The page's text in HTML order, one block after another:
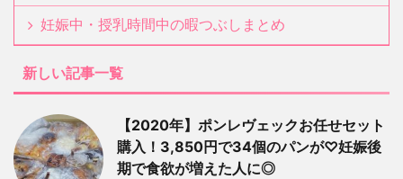
妊娠中・授乳時間中の暇つぶしまとめ
新しい記事一覧
【2020年】ポンレヴェックお任せセット
購入！3,850円で34個のパンが♡妊娠後
期で食欲が増えた人に◎